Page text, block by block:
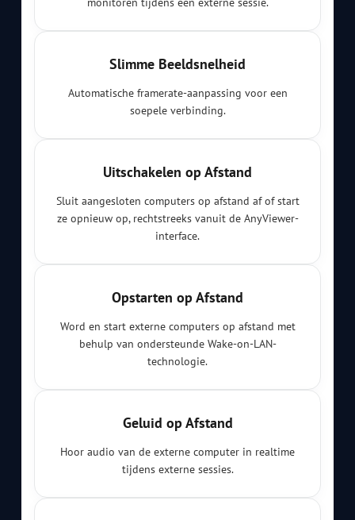
Slimme Beeldsnelheid
Automatische framerate-aanpassing voor een
soepele verbinding.
Uitschakelen op Afstand
Sluit aangesloten computers op afstand af of start
ze opnieuw op, rechtstreeks vanuit de AnyViewer-
interface.
Opstarten op Afstand
Word en start externe computers op afstand met
behulp van ondersteunde Wake-on-LAN-
technologie.
Geluid op Afstand
Hoor audio van de externe computer in realtime
tijdens externe sessies.